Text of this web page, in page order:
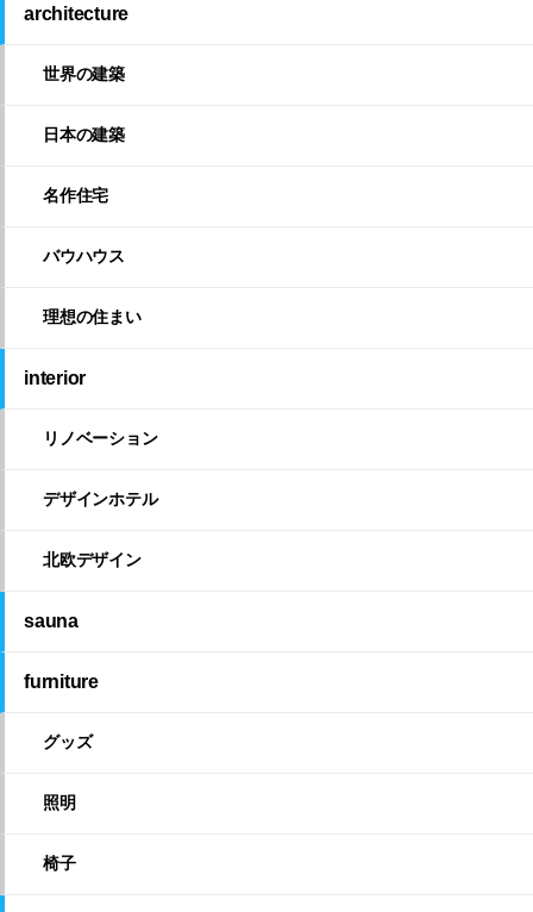
architecture
世界の建築
日本の建築
名作住宅
バウハウス
理想の住まい
interior
リノベーション
デザインホテル
北欧デザイン
sauna
furniture
グッズ
照明
椅子